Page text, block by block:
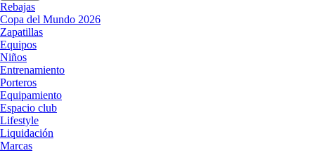
Rebajas
Copa del Mundo 2026
Zapatillas
Equipos
Niños
Entrenamiento
Porteros
Equipamiento
Espacio club
Lifestyle
Liquidación
Marcas